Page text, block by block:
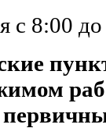
с 8:00